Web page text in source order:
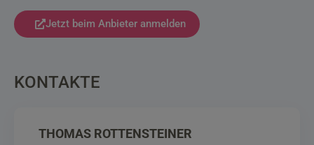
Jetzt beim Anbieter anmelden
KONTAKTE
THOMAS ROTTENSTEINER